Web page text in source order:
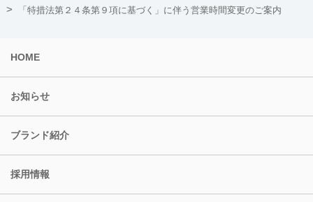
「特措法第２４条第９項に基づく」に伴う営業時間変更のご案内
HOME
お知らせ
ブランド紹介
採用情報